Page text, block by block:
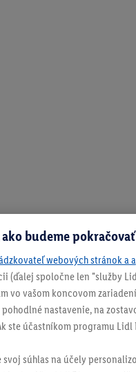
budeme
webových stránok a
(ďalej spoločne len "služby
vo vašom koncovom
pohodlné nastavenie, na
ste účastníkom programu
súhlas na účely